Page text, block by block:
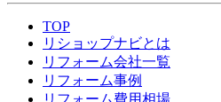
TOP
リショップナビとは
リフォーム会社一覧
リフォーム事例
リフォーム費用相場